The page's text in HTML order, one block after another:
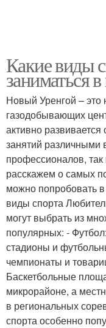
Какие виды
заниматься
Новый Уренгой – это
газодобывающих
активно
занятий различными
профессионалов,
расскажем о самых
можно попробовать
виды спорта
могут выбрать из
популярных: -
стадионы и
чемпионаты и
Баскетбольные
микрорайоне, а
в региональных
спорта особенно